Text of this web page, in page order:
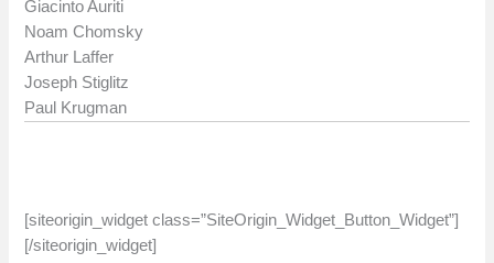
Giacinto Auriti
Noam Chomsky
Arthur Laffer
Joseph Stiglitz
Paul Krugman
[siteorigin_widget class=”SiteOrigin_Widget_Button_Widget”]
[/siteorigin_widget]